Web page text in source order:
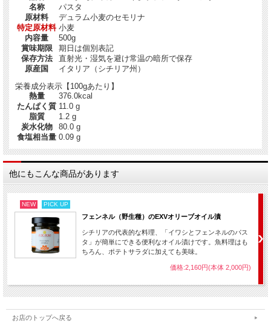
試しにいくつか試してみたが、どういうわけか、しっかり茹でなきゃボソボソ、
しっかり茹でればバラバラという
出来損ないばかりだった。
一方、このジャカローネ兄弟のブジアーテは圧倒的に食感が良い。
初めて食べたのはマルサラのワイナリーでのランチだったが、一番難しい古代小
麦トゥンミニアで作ったブジアーテの
口あたりの良さに思わず唸ってしまったくらいだ。
聞けば、ジャカローネ兄弟のお父さんは、シチリアでも有数の大きなパスタ会社
で長年パスタの製造に携わってきた
「乾燥」のマエストロだとか。
原材料のセモリナも大事だけれど、乾燥パスタの場合、乾燥の技術もそれと同じ
くらい重要なのである。
その完成度の高さに大いに納得がいったのである。
名称
パスタ
原材料
デュラム小麦のセモリナ
特定原材料 小麦
内容量
500g
賞味期限
期日は個別表記
保存方法
直射光・湿気を避け常温の暗所で保存
原産国
イタリア（シチリア州）
栄養成分表示【100gあたり】
熱量
376.0kcal
たんぱく質 11.0 g
脂質
1.2 g
炭水化物
80.0 g
食塩相当量 0.09 g
他にもこんな商品があります
NEW PICK UP
フェンネル（野生種）のEXVオリーブオイル漬
シチリアの代表的な料理、「イワシとフェンネルのパス
タ」が簡単にできる便利なオイル漬けです。魚料理はも
ちろん、ポテトサラダに加えても美味。
価格:2,160円(本体 2,000円)
お店のトップへ戻る